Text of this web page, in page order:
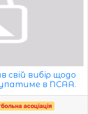
свій вибір щодо
в NCAA.
асоціація